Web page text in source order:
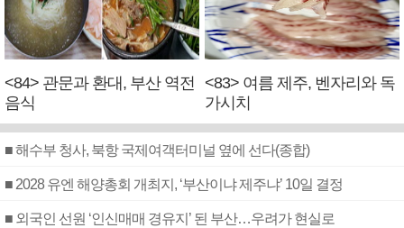
<84> 관문과 환대, 부산 역전
음식
<83> 여름 제주, 벤자리와 독
가시치
■ 해수부 청사, 북항 국제여객터미널 옆에 선다(종합)
■ 2028 유엔 해양총회 개최지, ‘부산이냐 제주냐’ 10일 결정
■ 외국인 선원 ‘인신매매 경유지’ 된 부산…우려가 현실로